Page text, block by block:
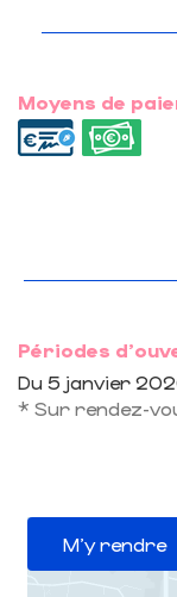
Moyens de
Périodes
Du 5 janvier
* Sur rendez-
M'y rendre